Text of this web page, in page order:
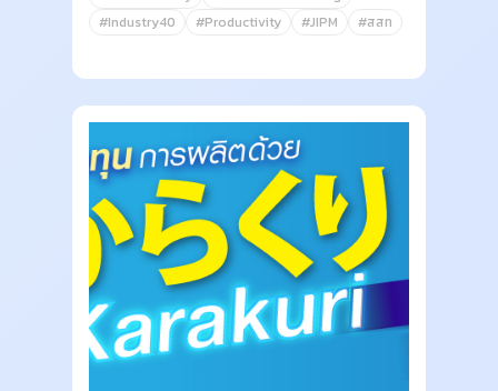
#Industry40
#Productivity #JIPM #สสท